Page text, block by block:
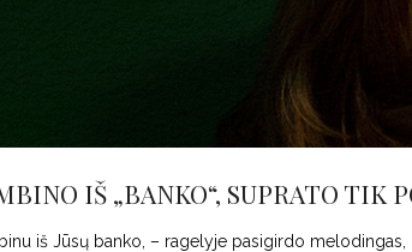
IŠ „BANKO“, SUPRATO TIK
iš Jūsų banko, – ragelyje pasigirdo